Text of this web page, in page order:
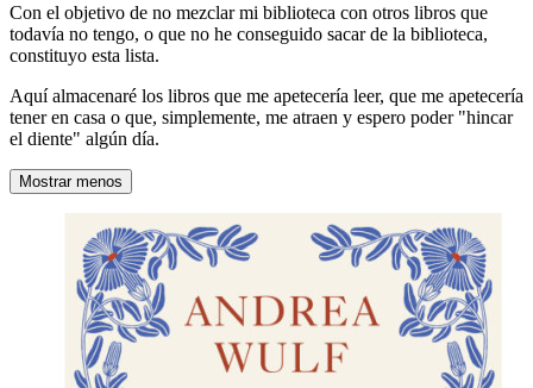
Con el objetivo de no mezclar mi biblioteca con otros libros que
todavía no tengo, o que no he conseguido sacar de la biblioteca,
constituyo esta lista.
Aquí almacenaré los libros que me apetecería leer, que me apetecería
tener en casa o que, simplemente, me atraen y espero poder "hincar
el diente" algún día.
Mostrar menos